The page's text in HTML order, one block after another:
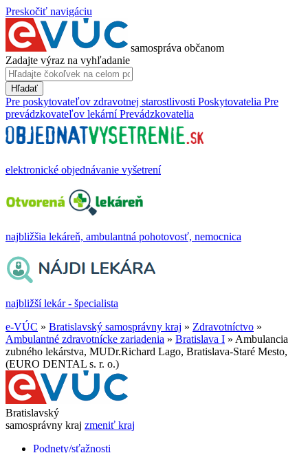
Preskočiť navigáciu
samospráva občanom
Zadajte výraz na vyhľadanie
Hľadať
Pre poskytovateľov zdravotnej starostlivosti Poskytovatelia Pre
prevádzkovateľov lekární Prevádzkovatelia
elektronické objednávanie vyšetrení
najbližšia lekáreň, ambulantná pohotovosť, nemocnica
najbližší lekár - špecialista
e-VÚC » Bratislavský samosprávny kraj » Zdravotníctvo »
Ambulantné zdravotnícke zariadenia » Bratislava I » Ambulancia
zubného lekárstva, MUDr.Richard Lago, Bratislava-Staré Mesto,
(EURO DENTAL s. r. o.)
Bratislavský
samosprávny kraj zmeniť kraj
Podnety/sťažnosti